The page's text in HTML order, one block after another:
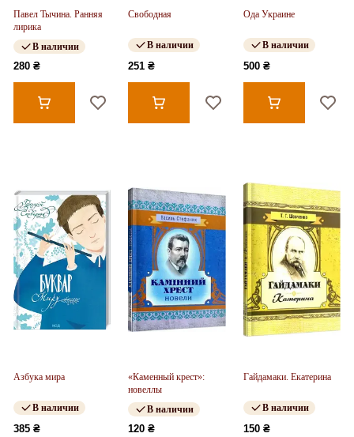
Павел Тычина. Ранняя
лирика
В наличии
280 ₴
Свободная
В наличии
251 ₴
Ода Украине
В наличии
500 ₴
Азбука мира
В наличии
385 ₴
«Каменный крест»:
новеллы
В наличии
120 ₴
Гайдамаки. Екатерина
В наличии
150 ₴